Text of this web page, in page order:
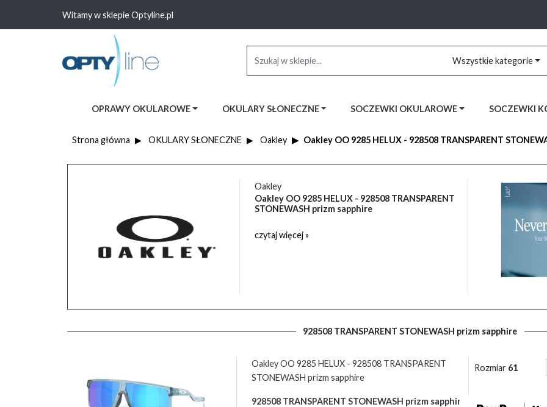
Witamy w sklepie Optyline.pl
Wszystkie kategorie
OPRAWY OKULAROWE OKULARY SŁONECZNE SOCZEWKI OKULAROWE SOCZEWKI
Strona główna OKULARY SŁONECZNE Oakley Oakley OO 9285 HELUX - 928508 TRANSPARENT
Oakley
Oakley OO 9285 HELUX - 928508 TRANSPARENT
STONEWASH prizm sapphire
czytaj więcej »
928508 TRANSPARENT STONEWASH prizm sapphire
Oakley OO 9285 HELUX - 928508 TRANSPARENT
STONEWASH prizm sapphire
928508 TRANSPARENT STONEWASH prizm sapphire
Rozmiar 61